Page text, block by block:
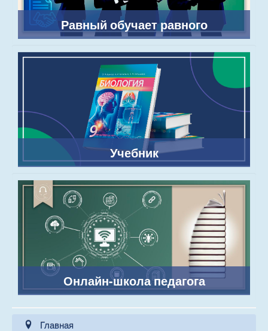
Равный обучает равного
Учебник
Онлайн-школа педагога
Главная